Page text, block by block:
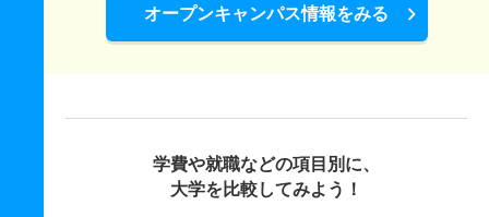
オープンキャンパス情報をみる
学費や就職などの項目別に、
大学を比較してみよう！